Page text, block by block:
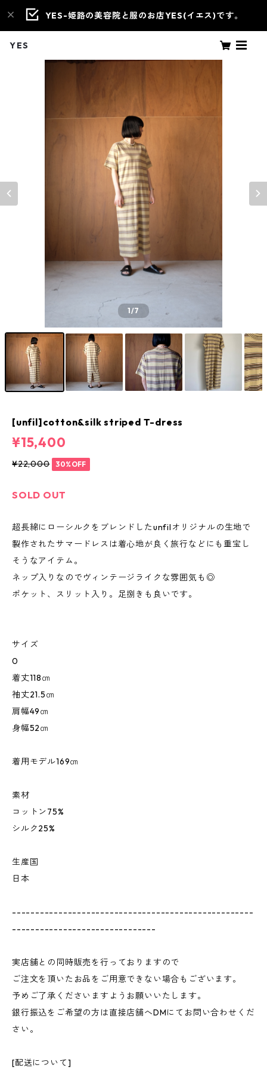
YES-姫路の美容院と服のお店YES(イエス)です。
YES
1/7
[unfil]cotton&silk striped T-dress
¥15,400
¥22,000 30%OFF
SOLD OUT
超長綿にローシルクをブレンドしたunfilオリジナルの生地で
製作されたサマードレスは着心地が良く旅行などにも重宝し
そうなアイテム。
ネップ入りなのでヴィンテージライクな雰囲気も◎
ポケット、スリット入り。足捌きも良いです。
サイズ
0
着丈118㎝
袖丈21.5㎝
肩幅49㎝
身幅52㎝
着用モデル169㎝
素材
コットン75%
シルク25%
生産国
日本
----------------------------------------------------
-------------------------------
実店舗との同時販売を行っておりますので
ご注文を頂いたお品をご用意できない場合もございます。
予めご了承くださいますようお願いいたします。
銀行振込をご希望の方は直接店舗へDMにてお問い合わせくだ
さい。
[配送について]